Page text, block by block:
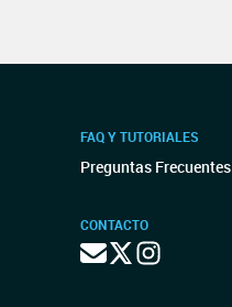
FAQ Y TUTORIALES
Preguntas Frecuentes
CONTACTO